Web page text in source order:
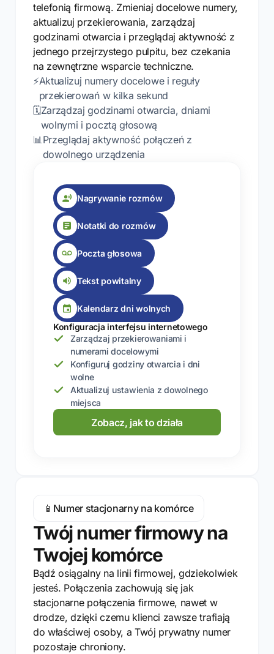
telefonią firmową. Zmieniaj docelowe numery,
aktualizuj przekierowania, zarządzaj
godzinami otwarcia i przeglądaj aktywność z
jednego przejrzystego pulpitu, bez czekania
na zewnętrzne wsparcie techniczne.
⚡Aktualizuj numery docelowe i reguły
przekierowań w kilka sekund
🗓️Zarządzaj godzinami otwarcia, dniami
wolnymi i pocztą głosową
📊Przeglądaj aktywność połączeń z
dowolnego urządzenia
Nagrywanie rozmów
Notatki do rozmów
Poczta głosowa
Tekst powitalny
Kalendarz dni wolnych
Konfiguracja interfejsu internetowego
Zarządzaj przekierowaniami i
numerami docelowymi
Konfiguruj godziny otwarcia i dni
wolne
Aktualizuj ustawienia z dowolnego
miejsca
Zobacz, jak to działa
📱 Numer stacjonarny na komórce
Twój numer firmowy na
Twojej komórce
Bądź osiągalny na linii firmowej, gdziekolwiek
jesteś. Połączenia zachowują się jak
stacjonarne połączenia firmowe, nawet w
drodze, dzięki czemu klienci zawsze trafiają
do właściwej osoby, a Twój prywatny numer
pozostaje chroniony.